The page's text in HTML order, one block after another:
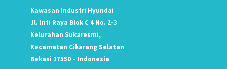
Kawasan Industri Hyundai
Jl. Inti Raya Blok C 4 No. 2-3
Kelurahan Sukaresmi,
Kecamatan Cikarang Selatan
Bekasi 17550 – Indonesia